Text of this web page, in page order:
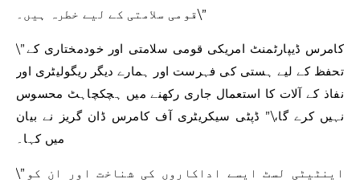
قومی سلامتی کے لیے خطرہ ہیں۔\”
\”کامرس ڈیپارٹمنٹ امریکی قومی سلامتی اور خودمختاری کے
تحفظ کے لیے ہستی کی فہرست اور ہمارے دیگر ریگولیٹری اور
نفاذ کے آلات کا استعمال جاری رکھنے میں ہچکچاہٹ محسوس
نہیں کرے گا،\” ڈپٹی سیکریٹری آف کامرس ڈان گریز نے بیان
میں کہا۔
\”اینٹیٹی لسٹ ایسے اداکاروں کی شناخت اور ان کو